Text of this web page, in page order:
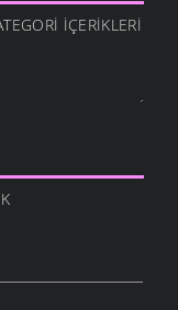
İÇERIKLERI